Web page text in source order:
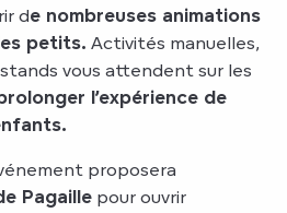
de nombreuses animations
petits. Activités manuelles,
vous attendent sur les
l’expérience de
proposera
Pagaille pour ouvrir